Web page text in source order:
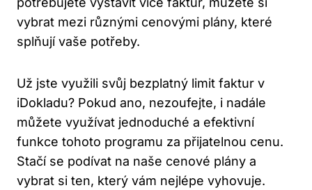
vybrat mezi různými cenovými plány, které
splňují vaše potřeby.
Už jste využili svůj bezplatný limit faktur v
iDokladu? Pokud ano, nezoufejte, i nadále
můžete využívat jednoduché a efektivní
funkce tohoto programu za přijatelnou cenu.
Stačí se podívat na naše cenové plány a
vybrat si ten, který vám nejlépe vyhovuje.